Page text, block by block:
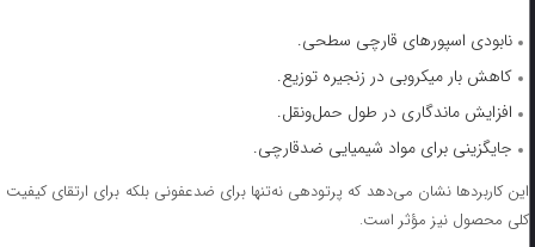
نابودی اسپورهای قارچی سطحی.
کاهش بار میکروبی در زنجیره توزیع.
افزایش ماندگاری در طول حمل‌ونقل.
جایگزینی برای مواد شیمیایی ضدقارچی.
این کاربردها نشان می‌دهد که پرتودهی نه‌تنها برای ضدعفونی بلکه برای ارتقای کیفیت
کلی محصول نیز مؤثر است.